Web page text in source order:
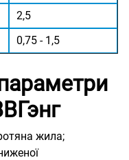
2,5
0,75 - 1,5
жила;